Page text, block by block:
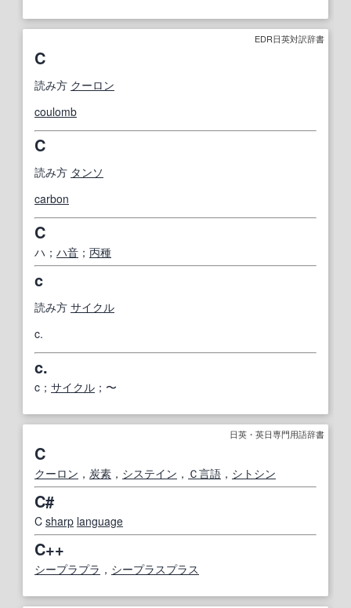
EDR日英対訳辞書
C
読み方 クーロン
coulomb
C
読み方 タンソ
carbon
C
ハ； ハ音 ； 丙種
c
読み方 サイクル
c.
c.
c； サイクル ；〜
日英・英日専門用語辞書
C
クーロン ， 炭素 ， システイン ， Ｃ言語 ， シトシン
C#
C sharp language
C++
シープラプラ ， シープラスプラス